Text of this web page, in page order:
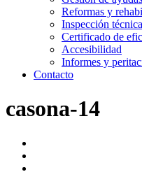
Reformas y
Inspección
Certificado de
Accesibilidad
Informes y
Contacto
casona-14